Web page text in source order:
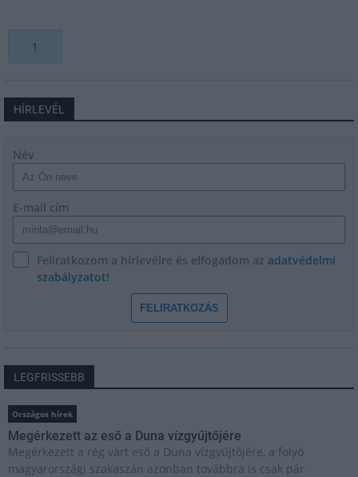
1
HÍRLEVÉL
Név
E-mail cím
Feliratkozom a hírlevélre és elfogadom az adatvédelmi
szabályzatot!
FELIRATKOZÁS
LEGFRISSEBB
Országos hírek
Megérkezett az eső a Duna vízgyűjtőjére
Megérkezett a rég várt eső a Duna vízgyűjtőjére, a folyó
magyarországi szakaszán azonban továbbra is csak pár